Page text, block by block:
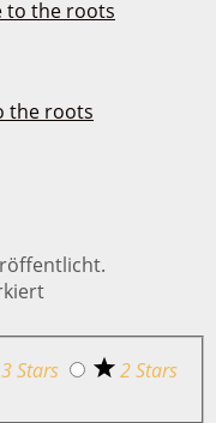
3 Stars
2 Stars